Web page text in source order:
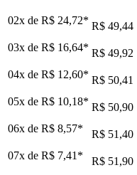
02x de R$ 24,72* R$ 49,44
03x de R$ 16,64* R$ 49,92
04x de R$ 12,60* R$ 50,41
05x de R$ 10,18* R$ 50,90
06x de R$ 8,57*
R$ 51,40
07x de R$ 7,41 *
R$ 51,90